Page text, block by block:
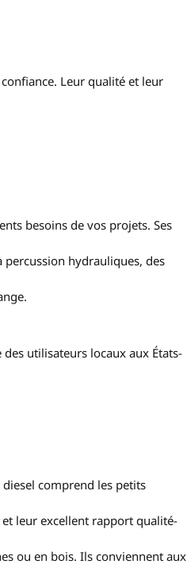
Leur qualité et leur
besoins de vos projets. Ses
hydrauliques, des
utilisateurs locaux aux États-
comprend les petits
leur excellent rapport qualité-
ou en bois. Ils conviennent aux